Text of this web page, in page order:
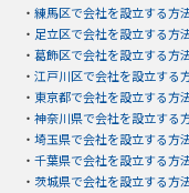
・ 練馬区で会社を設立する方
・ 足立区で会社を設立する方
・ 葛飾区で会社を設立する方
・ 江戸川区で会社を設立する
・ 東京都で会社を設立する方
・ 神奈川県で会社を設立する
・ 埼玉県で会社を設立する方
・ 千葉県で会社を設立する方
・ 茨城県で会社を設立する方